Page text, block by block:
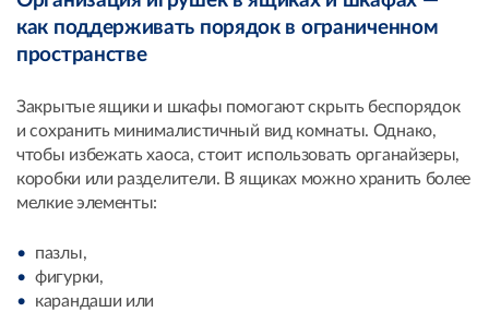
как поддерживать порядок в ограниченном
пространстве
Закрытые ящики и шкафы помогают скрыть беспорядок
и сохранить минималистичный вид комнаты. Однако,
чтобы избежать хаоса, стоит использовать органайзеры,
коробки или разделители. В ящиках можно хранить более
мелкие элементы:
пазлы,
фигурки,
карандаши или